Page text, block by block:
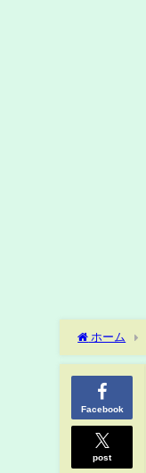
ホーム
Facebook
post